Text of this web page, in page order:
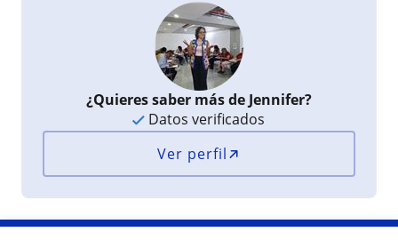
¿Quieres saber más de Jennifer?
Datos verificados
Ver perfil